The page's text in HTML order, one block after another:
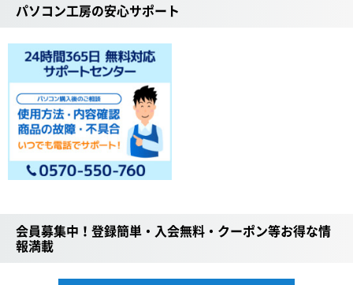
パソコン工房の安心サポート
会員募集中！登録簡単・入会無料・クーポン等お得な情
報満載